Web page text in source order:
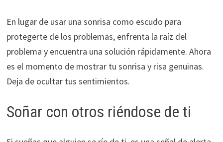
En lugar de usar una sonrisa como escudo para
protegerte de los problemas, enfrenta la raíz del
problema y encuentra una solución rápidamente. Ahora
es el momento de mostrar tu sonrisa y risa genuinas.
Deja de ocultar tus sentimientos.
Soñar con otros riéndose de ti